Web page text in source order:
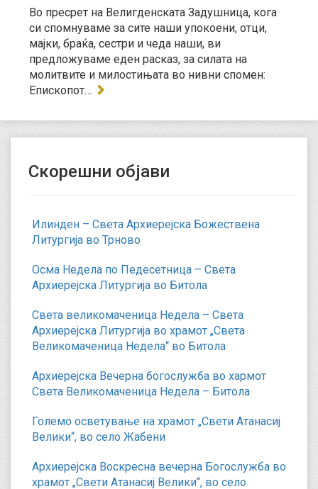
Во пресрет на Велигденската Задушница, кога
си спомнуваме за сите наши упокоени, отци,
мајки, браќа, сестри и чеда наши, ви
предложуваме еден расказ, за силата на
молитвите и милостињата во нивни спомен:
Епископот…
Скорешни објави
Илинден – Света Архиерејска Божествена
Литургија во Трново
Осма Недела по Педесетница – Света
Архиерејска Литургија во Битола
Света великомаченица Недела – Света
Архиерејска Литургија во храмот „Света
Великомаченица Недела“ во Битола
Архиерејска Вечерна богослужба во хармот
Света Великомаченица Недела – Битола
Големо осветување на храмот „Свети Атанасиј
Велики“, во село Жабени
Архиерејска Воскресна вечерна Богослужба во
храмот „Свети Атанасиј Велики“, во село